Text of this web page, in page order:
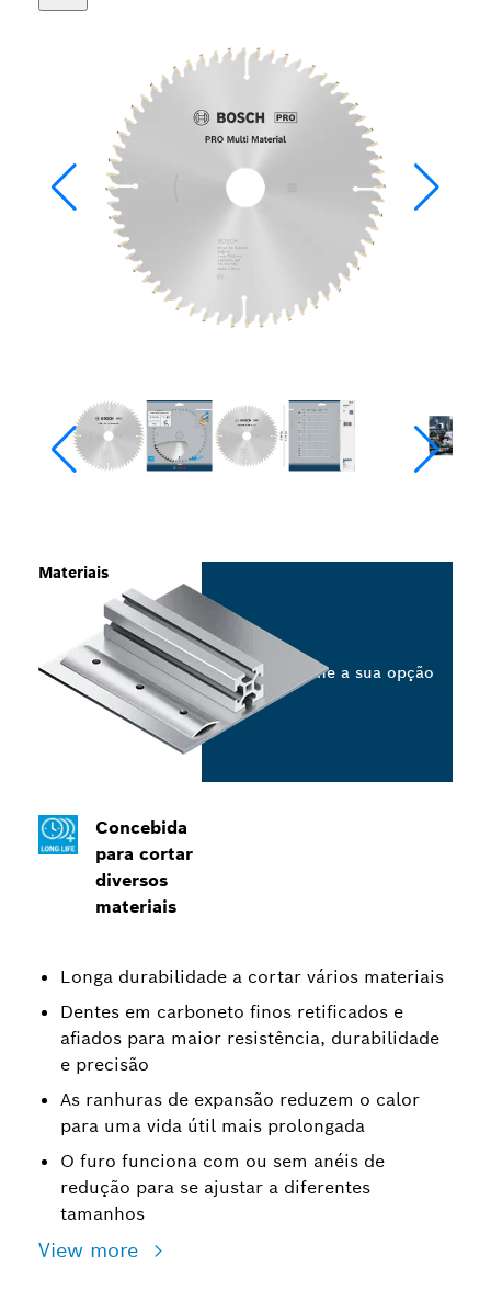
Concebida
para cortar
diversos
materiais
Longa durabilidade a cortar vários materiais
Dentes em carboneto finos retificados e
afiados para maior resistência, durabilidade
e precisão
As ranhuras de expansão reduzem o calor
para uma vida útil mais prolongada
O furo funciona com ou sem anéis de
redução para se ajustar a diferentes
tamanhos
View more
Materiais
Selecione a sua opção